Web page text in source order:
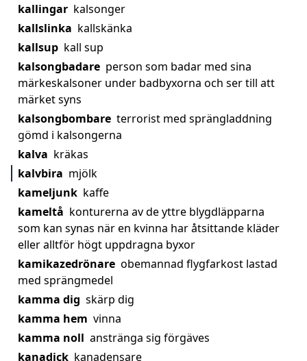
kallingar kalsonger
kallslinka kallskänka
kallsup kall sup
kalsongbadare person som badar med sina
märkeskalsoner under badbyxorna och ser till att
märket syns
kalsongbombare terrorist med sprängladdning
gömd i kalsongerna
kalva kräkas
kalvbira mjölk
kameljunk kaffe
kameltå konturerna av de yttre blygdläpparna
som kan synas när en kvinna har åtsittande kläder
eller alltför högt uppdragna byxor
kamikazedrönare obemannad flygfarkost lastad
med sprängmedel
kamma dig skärp dig
kamma hem vinna
kamma noll anstränga sig förgäves
kanadick kanadensare